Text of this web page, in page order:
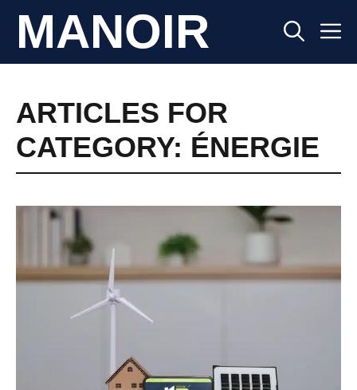
contenuMANOIR
ARTICLES FOR
CATEGORY: ÉNERGIE